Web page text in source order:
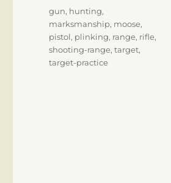
Etiketter
gun, hunting,
marksmanship, moose,
pistol, plinking, range, rifle,
shooting-range,target,
target-practice